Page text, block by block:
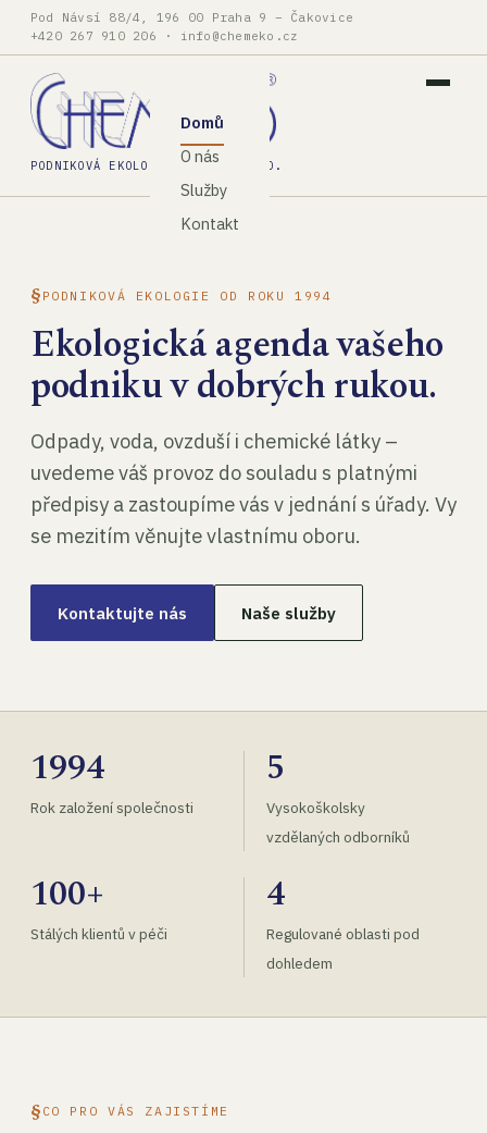
Pod Návsí 88/4, 196 00 Praha 9 – Čakovice
+420 267 910 206 · info@chemeko.cz
PODNIKOVÁ EKOLOGIE, SPOL. S R.O.
Domů
O nás
Služby
Kontakt
PODNIKOVÁ EKOLOGIE OD ROKU 1994
Ekologická agenda vašeho
podniku v dobrých rukou.
Odpady, voda, ovzduší i chemické látky –
uvedeme váš provoz do souladu s platnými
předpisy a zastoupíme vás v jednání s úřady. Vy
se mezitím věnujte vlastnímu oboru.
Kontaktujte nás Naše služby
1994
Rok založení společnosti
5
Vysokoškolsky
vzdělaných odborníků
100+
Stálých klientů v péči
4
Regulované oblasti pod
dohledem
CO PRO VÁS ZAJISTÍME